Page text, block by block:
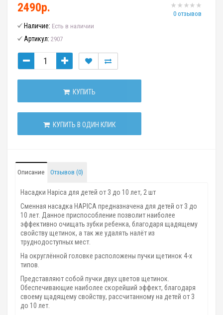
0 отзывов
2490р.
Наличие: Есть в наличии
Артикул: 2907
КУПИТЬ
КУПИТЬ В ОДИН КЛИК
Описание Отзывов (0)
Насадки Hapica для детей от 3 до 10 лет, 2 шт
Сменная насадка HAPICA предназначена для детей от 3 до
10 лет. Данное приспособление позволит наиболее
эффективно очищать зубки ребенка, благодаря щадящему
свойству щетинок, а так же удалять налёт из
труднодоступных мест.
На округлённой головке расположены пучки щетинок 4-х
типов.
Представляют собой пучки двух цветов щетинок.
Обеспечивающие наиболее скорейший эффект, благодаря
своему щадящему свойству, расcчитанному на детей от 3
до 10 лет.